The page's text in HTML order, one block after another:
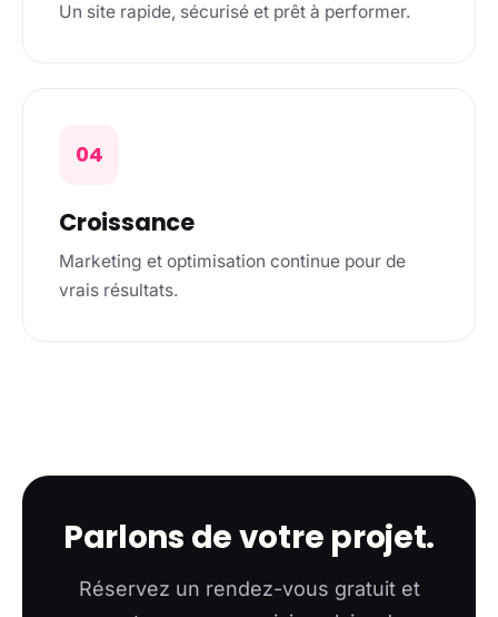
Un site rapide, sécurisé et prêt à performer.
04
Croissance
Marketing et optimisation continue pour de
vrais résultats.
Parlons de votre projet.
Réservez un rendez-vous gratuit et